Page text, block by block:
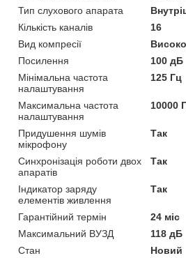
Тип слухового апарата
Кількість каналів
16
Вид компресії
Посилення
100 дБ
Мінімальна частота
налаштування
125 Гц
Максимальна частота
налаштування
10000
Придушення шумів
мікрофону
Так
Синхронізація роботи двох
апаратів
Так
Індикатор заряду
елементів живлення
Так
Гарантійний термін
24 міс
Максимальний ВУЗД
118 дБ
Стан
Новий